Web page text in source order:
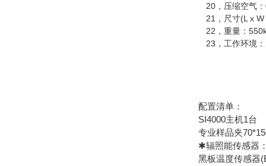
20，压缩空气：
21，尺寸(L x W
22，重量：
23，工作环境：
配置清单：
SI4000主机1台
专业样品夹
✱辐照能传感器：
黑板温度传感器